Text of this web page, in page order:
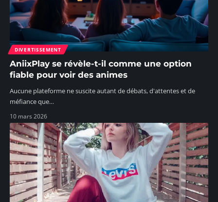
DIVERTISSEMENT
AniixPlay se révèle-t-il comme une option
fiable pour voir des animes
Aucune plateforme ne suscite autant de débats, d'attentes et de
méfiance que…
10 mars 2026